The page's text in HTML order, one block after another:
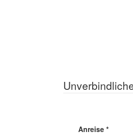
Anreise *